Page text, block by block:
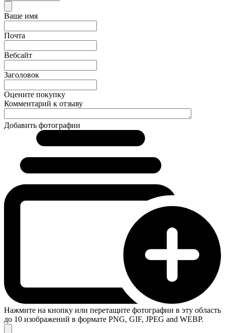
Ваше имя
Почта
Вебсайт
Заголовок
Оцените покупку
Комментарий к отзыву
Добавить фотографии
Нажмите на кнопку или перетащите фотографии в эту область
до 10 изображений в формате PNG, GIF, JPEG and WEBP.